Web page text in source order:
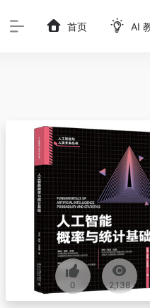
首页 AI
0 2,138